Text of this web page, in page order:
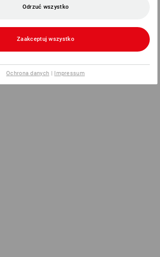
Odrzuć wszystko
Zaakceptuj wszystko
Ochrona danych | Impressum